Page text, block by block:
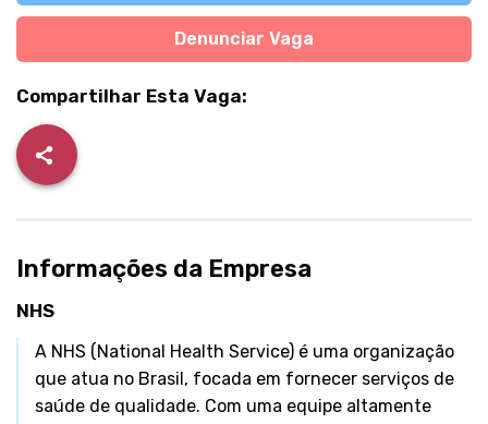
Denunciar Vaga
Compartilhar Esta Vaga:
Informações da Empresa
NHS
A NHS (National Health Service) é uma organização
que atua no Brasil, focada em fornecer serviços de
saúde de qualidade. Com uma equipe altamente